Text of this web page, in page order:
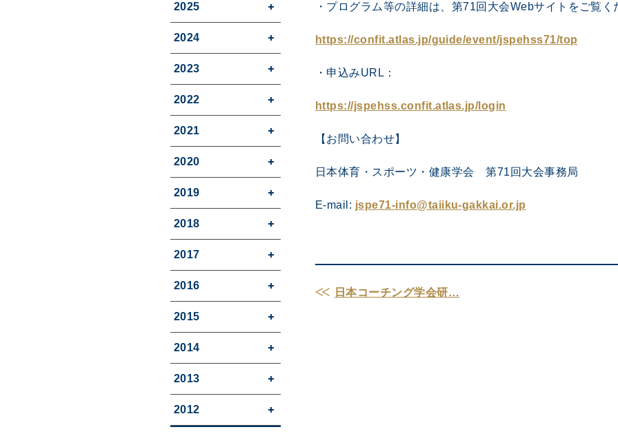
・プログラム等の詳細は、第71回大会Webサイトをご覧く
https://confit.atlas.jp/guide/event/jspehss71/top
・申込みURL：
https://jspehss.confit.atlas.jp/login
【お問い合わせ】
日本体育・スポーツ・健康学会 第71回大会事務局
E-mail: jspe71-info@taiiku-gakkai.or.jp
日本コーチング学会研…
2025
2024
2023
2022
2021
2020
2019
2018
2017
2016
2015
2014
2013
2012